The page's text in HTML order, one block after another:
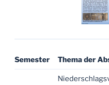
Semester Thema der